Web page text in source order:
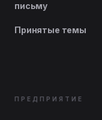
письму
Принятые темы
ПРЕДПРИЯТИЕ